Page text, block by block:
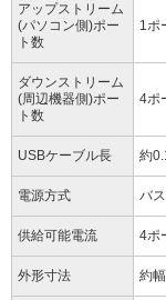
アップストリーム
(パソコン側)ポー
ト数
1ポ
ダウンストリーム
(周辺機器側)ポー
ト数
4ポ
USBケーブル長 約
電源方式 バ
供給可能電流 4ポ
外形寸法 約